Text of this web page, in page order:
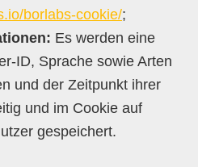
borlabs-cookie/;
Es werden eine
ID, Sprache sowie Arten
und der Zeitpunkt ihrer
und im Cookie auf
gespeichert.